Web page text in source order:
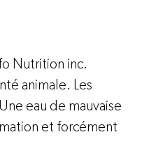
Nutrition inc.
animale. Les
eau de mauvaise
et forcément